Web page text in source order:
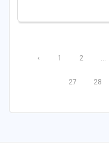
‹ 1 2 ...
27 28